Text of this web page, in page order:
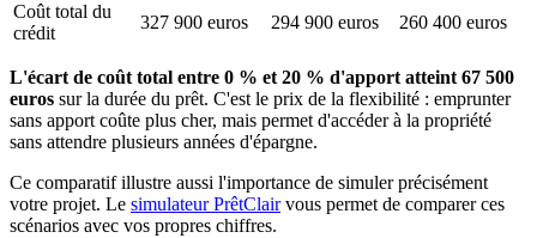
Coût total du
crédit
327 900 euros 294 900 euros 260 400 euros
L'écart de coût total entre 0 % et 20 % d'apport atteint 67 500
euros sur la durée du prêt. C'est le prix de la flexibilité : emprunter
sans apport coûte plus cher, mais permet d'accéder à la propriété
sans attendre plusieurs années d'épargne.
Ce comparatif illustre aussi l'importance de simuler précisément
votre projet. Le simulateur PrêtClairvous permet de comparer ces
scénarios avec vos propres chiffres.